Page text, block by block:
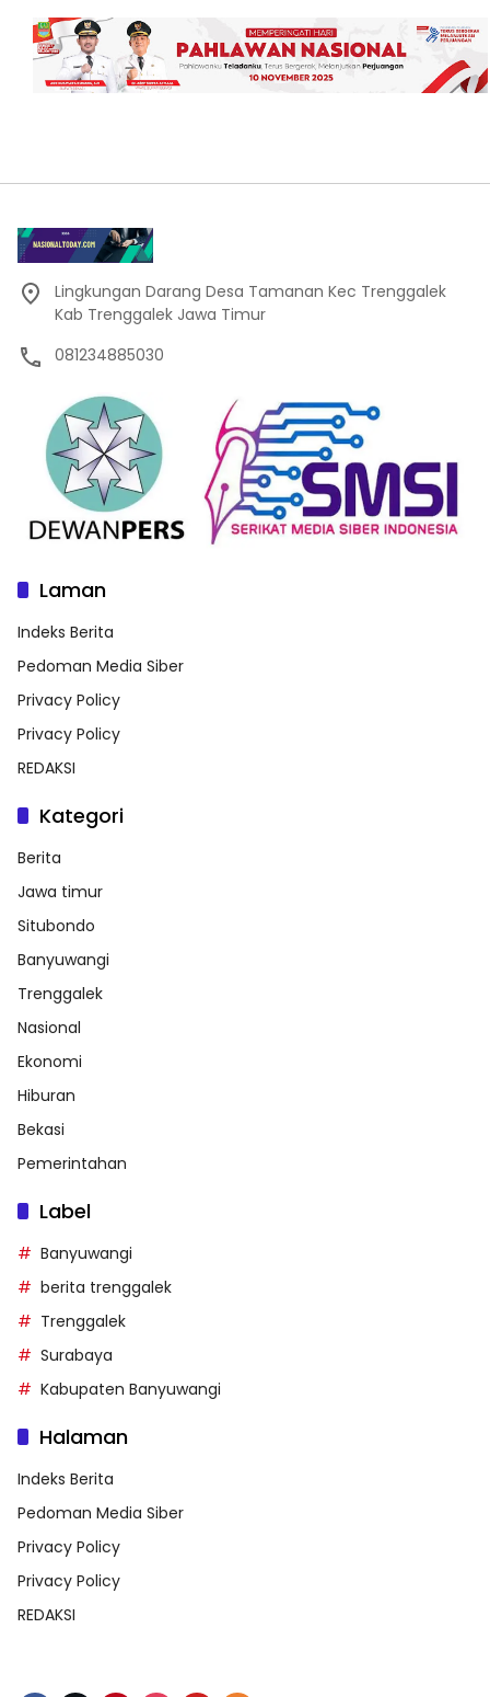
Lingkungan Darang Desa Tamanan Kec Trenggalek
Kab Trenggalek Jawa Timur
081234885030
Laman
Indeks Berita
Pedoman Media Siber
Privacy Policy
Privacy Policy
REDAKSI
Kategori
Berita
Jawa timur
Situbondo
Banyuwangi
Trenggalek
Nasional
Ekonomi
Hiburan
Bekasi
Pemerintahan
Label
Banyuwangi
berita trenggalek
Trenggalek
Surabaya
Kabupaten Banyuwangi
Halaman
Indeks Berita
Pedoman Media Siber
Privacy Policy
Privacy Policy
REDAKSI